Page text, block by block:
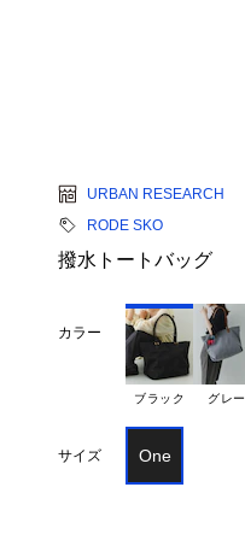
URBAN RESEARCH
RODE SKO
撥水トートバッグ
カラー
ブラック グレー
サイズ One